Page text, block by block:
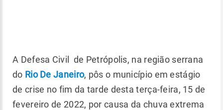
A Defesa Civil de Petrópolis, na região serrana
do Rio De Janeiro, pôs o município em estágio
de crise no fim da tarde desta terça-feira, 15 de
fevereiro de 2022, por causa da chuva extrema